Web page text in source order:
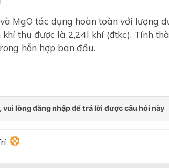
MgO tác dụng hoàn toàn với lượng
thu được là 2,24l khí (đtkc). Tính
hỗn hợp ban đầu.